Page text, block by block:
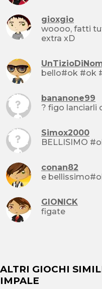
gioxgio
woooo, fatti
extra xD
bello#ok #ok
bananone99
? figo lanciarli
Simox2000
BELLISIMO
conan82
e
GIONICK
figate
ALTRI GIOCHI
IMPALE